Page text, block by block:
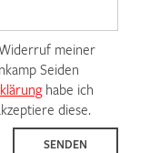
meiner
Seiden
habe ich
diese.
SENDEN